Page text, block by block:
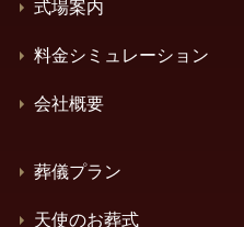
式場案内
料金シミュレーション
会社概要
葬儀プラン
天使のお葬式